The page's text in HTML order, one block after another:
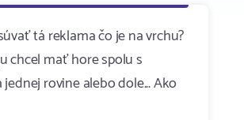
tá reklama čo je na vrchu?
chcel mať hore spolu s
rovine alebo dole... Ako